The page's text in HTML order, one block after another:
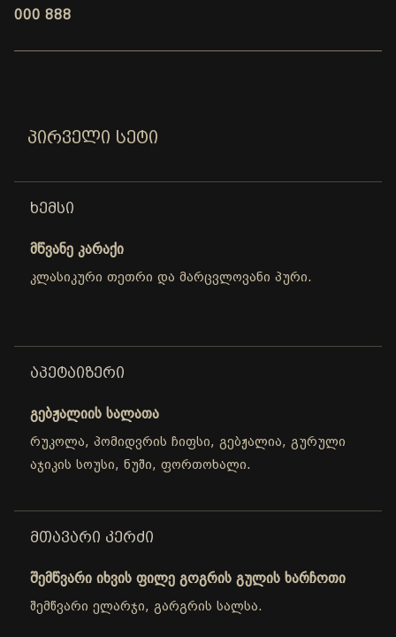
000 888
ᲞᲘᲠᲕᲔᲚᲘ ᲡᲔᲢᲘ
ᲮᲔᲛᲡᲘ
მწვანე კარაქი
კლასიკური თეთრი და მარცვლოვანი პური.
ᲐᲞᲔᲢᲐᲘᲖᲔᲠᲘ
გებჟალიის სალათა
რუკოლა, პომიდვრის ჩიფსი, გებჟალია, გურული
აჯიკის სოუსი, ნუში, ფორთოხალი.
ᲛᲗᲐᲕᲐᲠᲘ ᲙᲔᲠᲫᲘ
შემწვარი იხვის ფილე გოგრის გულის ხარჩოთი
შემწვარი ელარჯი, გარგრის სალსა.